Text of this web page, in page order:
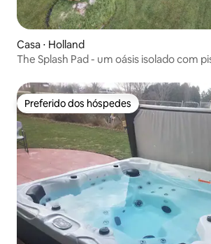
Casa ⋅ Holland
The Splash Pad - um oásis isolado com
Preferido dos hóspedes
Preferido dos hóspedes